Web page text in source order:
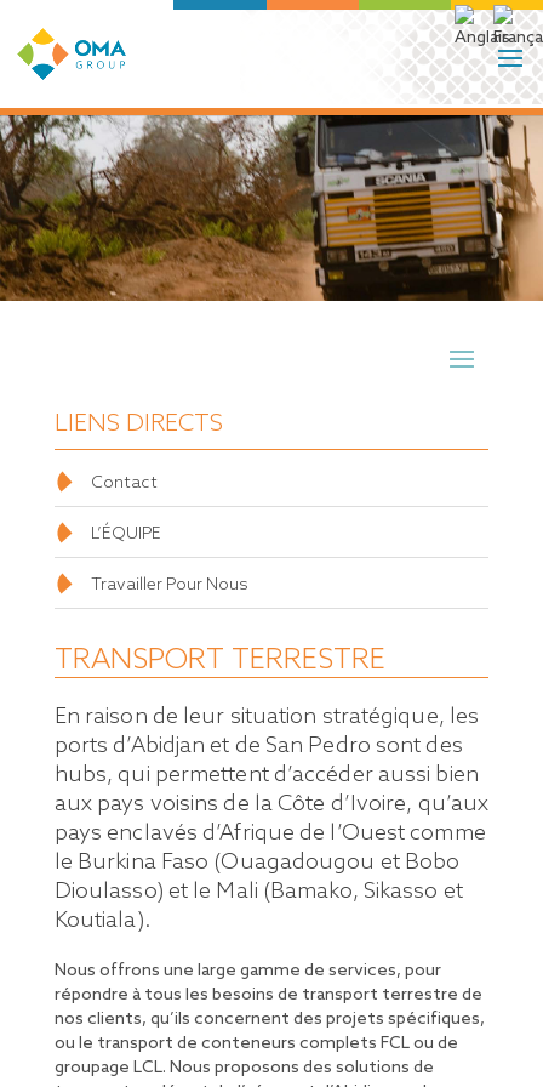
LIENS DIRECTS
Contact
L’ÉQUIPE
Travailler Pour Nous
TRANSPORT TERRESTRE
En raison de leur situation stratégique, les
ports d’Abidjan et de San Pedro sont des
hubs, qui permettent d’accéder aussi bien
aux pays voisins de la Côte d’Ivoire, qu’aux
pays enclavés d’Afrique de l’Ouest comme
le Burkina Faso (Ouagadougou et Bobo
Dioulasso) et le Mali (Bamako, Sikasso et
Koutiala).
Nous offrons une large gamme de services, pour
répondre à tous les besoins de transport terrestre de
nos clients, qu’ils concernent des projets spécifiques,
ou le transport de conteneurs complets FCL ou de
groupage LCL. Nous proposons des solutions de